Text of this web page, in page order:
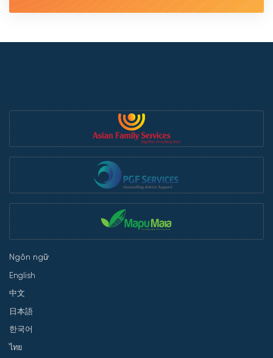
Ngôn ngữ
English
中文
日本語
한국어
ไทย